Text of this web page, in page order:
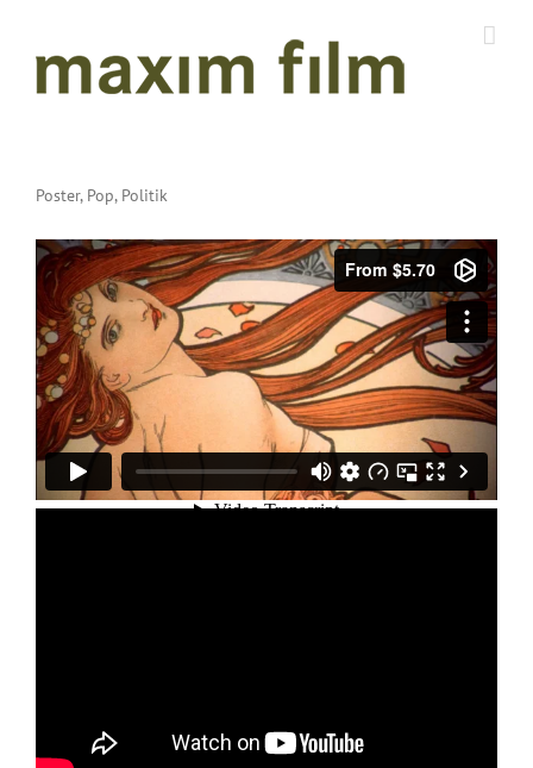
springen
Poster, Pop, Politik